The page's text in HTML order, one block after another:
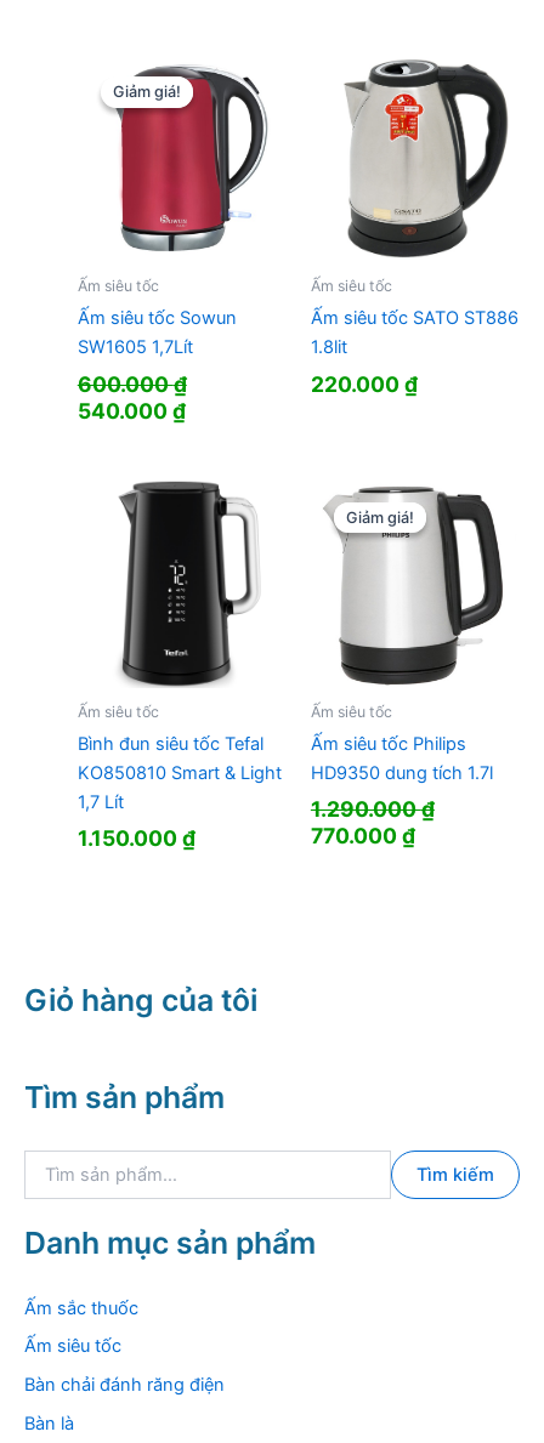
235.000 ₫.là:
159.000 ₫.
289.000 ₫.là:
256.000 ₫.
Giảm giá!
Giảm giá!
Ấm siêu tốc
Ấm siêu tốc Sowun
SW1605 1,7Lít
600.000₫
Giá
600.000 ₫.
540.000₫Giá
là:
540.000 ₫.
Ấm siêu tốc
Ấm siêu tốc SATO ST886
1.8lit
220.000₫
Ấm siêu tốc
Bình đun siêu tốc Tefal
KO850810 Smart & Light
1,7 Lít
1.150.000₫
Giảm giá!
Giảm giá!
Ấm siêu tốc
Ấm siêu tốc Philips
HD9350 dung tích 1.7l
1.290.000₫
Giá
770.000₫Giá
Giỏ hàng của tôi
Tìm sản phẩm
k
i
m
Tìm kiếm
Danh mục sản phẩm
Ấm sắc thuốc
Ấm siêu tốc
Bàn chải đánh răng điện
Bàn là